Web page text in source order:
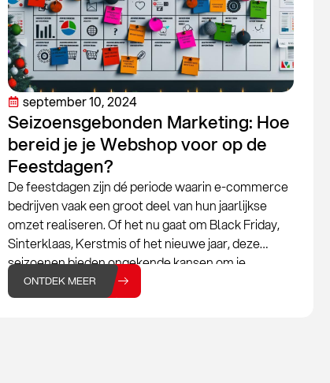
september 10, 2024
Seizoensgebonden Marketing: Hoe
bereid je je Webshop voor op de
Feestdagen?
De feestdagen zijn dé periode waarin e-commerce
bedrijven vaak een groot deel van hun jaarlijkse
omzet realiseren. Of het nu gaat om Black Friday,
Sinterklaas, Kerstmis of het nieuwe jaar, deze
seizoenen bieden ongekende kansen om je
verkoop te verhogen. Maar om optimaal te
profiteren van deze drukke periode, is
ONTDEK MEER